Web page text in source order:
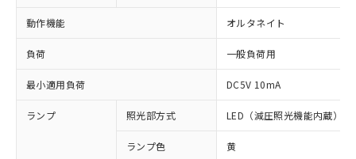
動作機能 オルタネイト
負荷 一般負荷用
最小適用負荷 DC5V 10mA
ランプ 照光部方式 LED（減圧照光機能内蔵）
ランプ色 黄